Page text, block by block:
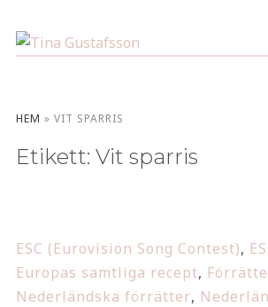
HEM » VIT SPARRIS
Etikett: Vit sparris
ESC (Eurovision Song Contest),
Europas samtliga recept,
Nederländska förrätter,